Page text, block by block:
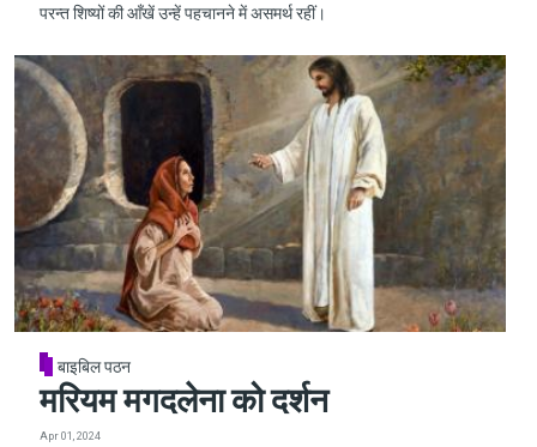
परन्त शिष्यों की आँखें उन्हें पहचानने में असमर्थ रहीं।
बाइबिल पठन
मरियम मगदलेना को दर्शन
Apr 01, 2024